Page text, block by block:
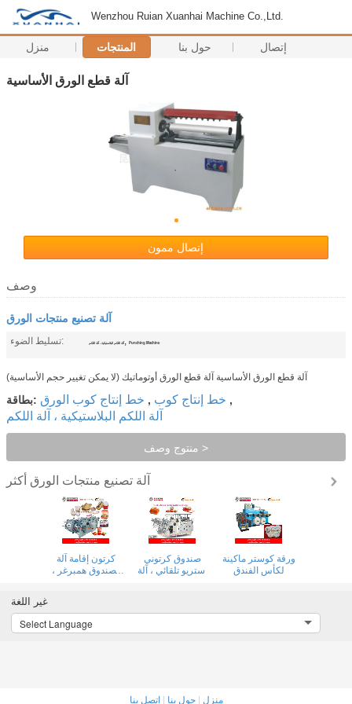
Wenzhou Ruian Xuanhai Machine Co.,Ltd.
منزل المنتجات حول بنا إتصال
آلة قطع الورق الأساسية
إتصال ممون
وصف
آلة تصنيع منتجات الورق
تسليط الضوء: آلة اللكم البلاستيكية ، آلة اللكم, Punching Machine
آلة قطع الورق الأساسية آلة قطع الورق أوتوماتيك (لا يمكن تغيير حجم الأساسية)
بطاقة: خط إنتاج كوب الورق , خط إنتاج كوب ,
آلة اللكم البلاستيكية ، آلة اللكم
منتوج وصف >
آلة تصنيع منتجات الورق
كرتون إقامة آلة
لصندوق همبرغر ،
صندوق كرتوني
استريو تلقائي ، آلة
ورقة كوستر ماكينة
لكأس الفندق
غير اللغة
Select Language
منزل |حول بنا |اتصل بنا